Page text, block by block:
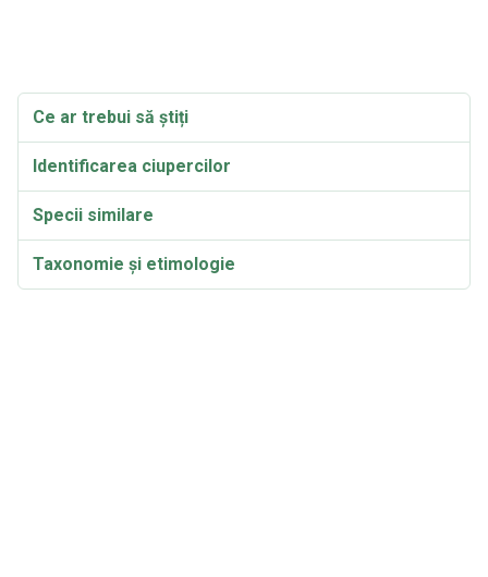
Ce ar trebui să știți
Identificarea ciupercilor
Specii similare
Taxonomie și etimologie